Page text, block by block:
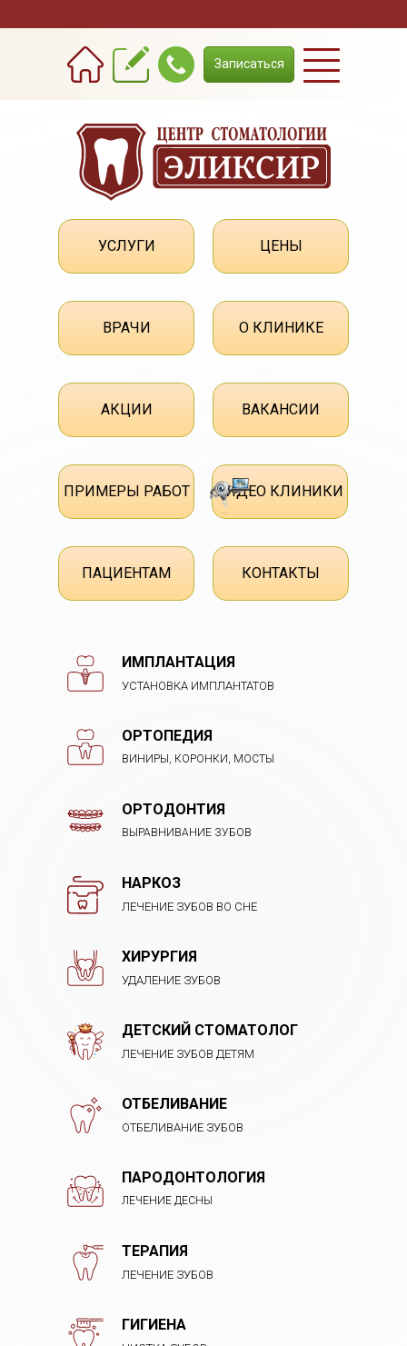
Записаться
УСЛУГИ ЦЕНЫ
ВРАЧИ О КЛИНИКЕ
ПАЦИЕНТАМ КОНТАКТЫ
ГИГИЕНА
ТЕРАПИЯ
ЛЕЧЕНИЕ ЗУБОВ
ЛЕЧЕНИЕ ДЕСНЫ
ПАРОДОНТОЛОГИЯ
ОТБЕЛИВАНИЕ ЗУБОВ
ОТБЕЛИВАНИЕ
ЛЕЧЕНИЕ ЗУБОВ ДЕТЯМ
ДЕТСКИЙ СТОМАТОЛОГ
УДАЛЕНИЕ ЗУБОВ
ХИРУРГИЯ
АКЦИИ ВАКАНСИИ
ЛЕЧЕНИЕ ЗУБОВ ВО СНЕ
НАРКОЗ
ПРИМЕРЫ РАБОТ ВИДЕО КЛИНИКИ
ОРТОДОНТИЯ
ВЫРАВНИВАНИЕ ЗУБОВ
ВИНИРЫ, КОРОНКИ, МОСТЫ
ОРТОПЕДИЯ
УСТАНОВКА ИМПЛАНТАТОВ
ИМПЛАНТАЦИЯ